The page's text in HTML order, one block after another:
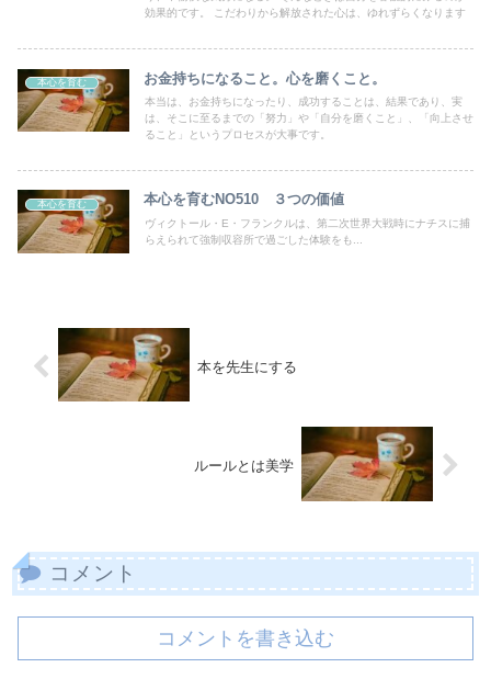
効果的です。 こだわりから解放された心は、ゆれずらくなります
本心を育む お金持ちになること。心を磨くこと。
本当は、お金持ちになったり、成功することは、結果であり、実
は、そこに至るまでの「努力」や「自分を磨くこと」、「向上させ
ること」というプロセスが大事です。
本心を育む 本心を育むNO510 ３つの価値
ヴィクトール・E・フランクルは、第二次世界大戦時にナチスに捕
らえられて強制収容所で過ごした体験をも...
本を先生にする
ルールとは美学
コメント
コメントを書き込む